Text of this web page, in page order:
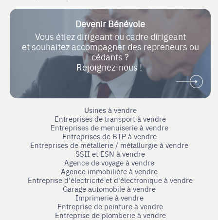
Devenir Bénévole
Vous étiez dirigeant ou cadre dirigeant
et souhaitez accompagner des repreneurs ou
cédants ?
Rejoignez-nous !
Usines à vendre
Entreprises de transport à vendre
Entreprises de menuiserie à vendre
Entreprises de BTP à vendre
Entreprises de métallerie / métallurgie à vendre
SSII et ESN à vendre
Agence de voyage à vendre
Agence immobilière à vendre
Entreprise d'électricité et d'électronique à vendre
Garage automobile à vendre
Imprimerie à vendre
Entreprise de peinture à vendre
Entreprise de plomberie à vendre